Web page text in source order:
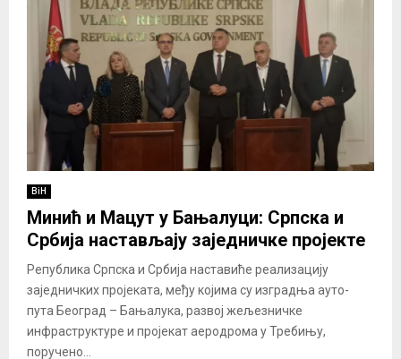
BiH
Минић и Мацут у Бањалуци: Српска и
Србија настављају заједничке пројекте
Република Српска и Србија наставиће реализацију
заједничких пројеката, међу којима су изградња ауто-
пута Београд – Бањалука, развој жељезничке
инфраструктуре и пројекат аеродрома у Требињу,
поручено...